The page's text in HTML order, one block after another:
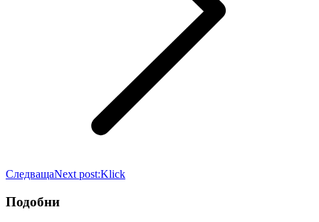
СледващаNext post:Klick
Подобни